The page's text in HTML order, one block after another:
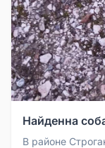
Найденна
В районе